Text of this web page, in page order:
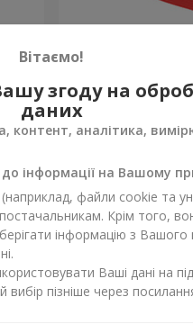
Композиція
3 777 грн
Вітаємо!
згоду на
даних
контент, аналітика,
інформації на Вашому
файли cookie та
Крім того,
інформацію з
Ваші дані на
вибір пізніше через